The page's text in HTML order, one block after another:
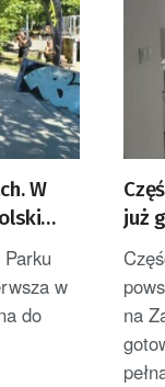
W
w
do
już
na